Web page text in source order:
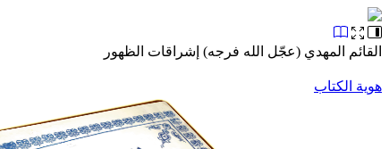
القائم المهدي (عجّل الله فرجه) إشراقات الظهور
هوية الكتاب